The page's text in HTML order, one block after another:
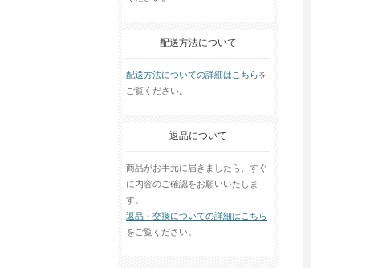
配送方法について
配送方法についての詳細はこちらを
ご覧ください。
返品について
商品がお手元に届きましたら、すぐ
に内容のご確認をお願いいたしま
す。
返品・交換についての詳細はこちら
をご覧ください。